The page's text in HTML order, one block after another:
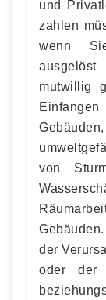
und
zahlen
wenn
mutwillig
von
der
oder der